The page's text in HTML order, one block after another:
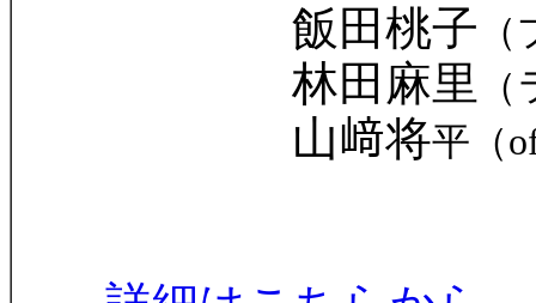
飯田桃子
林田麻里
山﨑将平（